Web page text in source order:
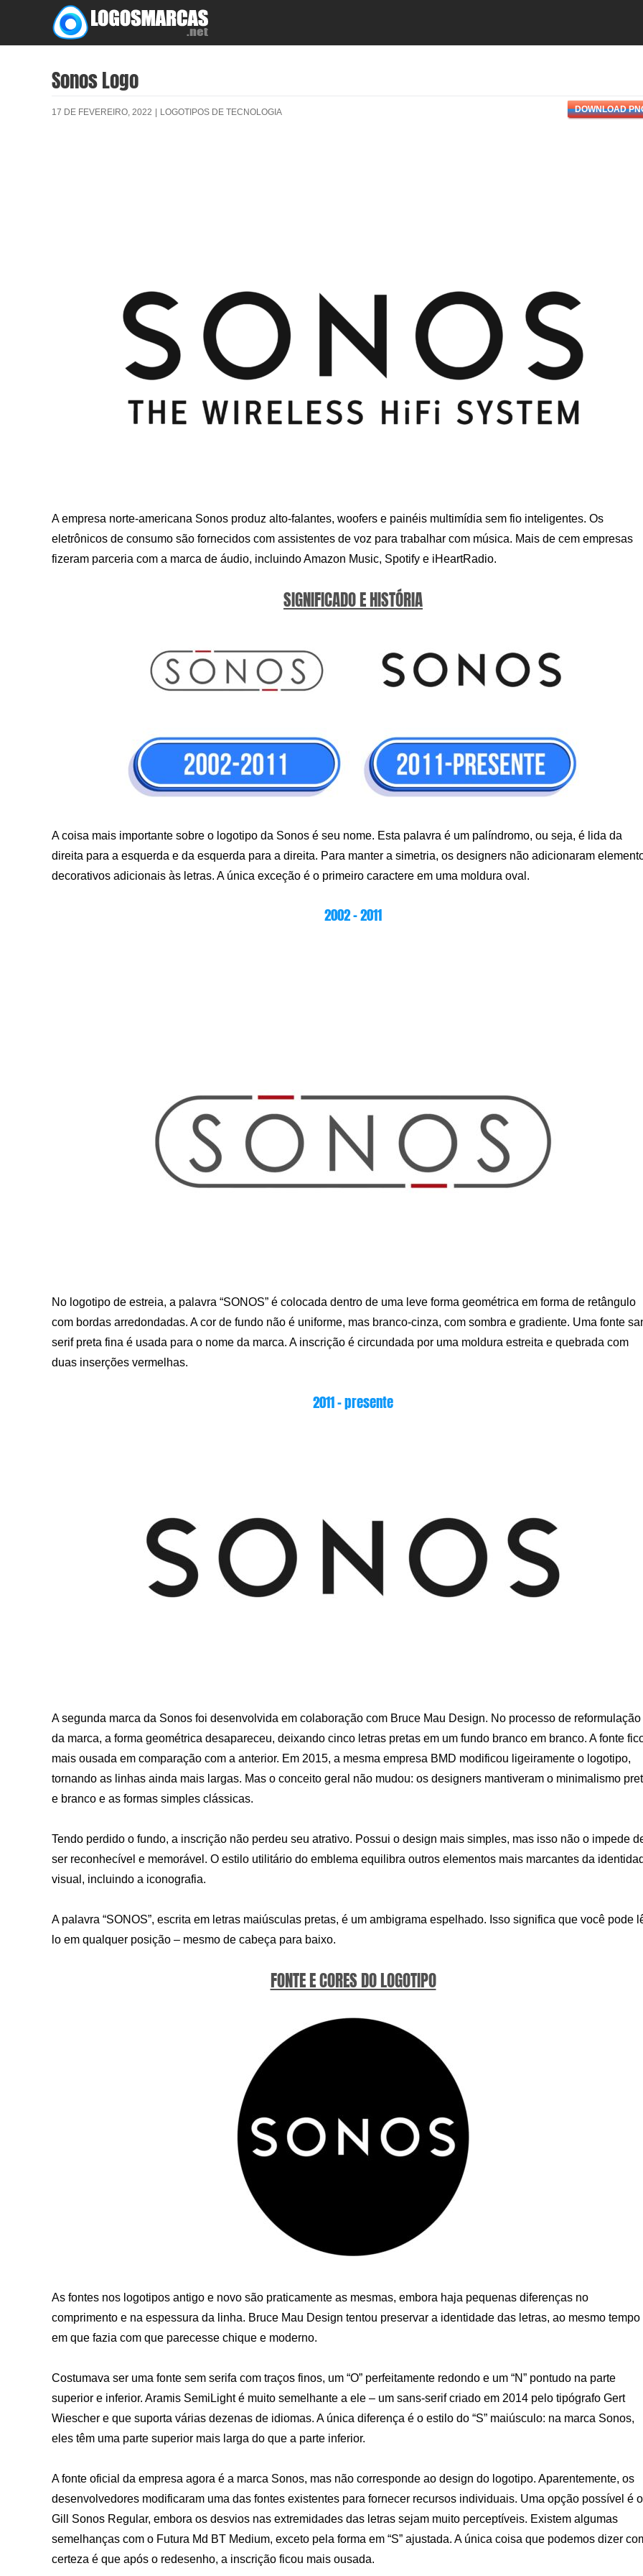
content
Sonos Logo
17 DE FEVEREIRO, 2022 | LOGOTIPOS DE TECNOLOGIA DOWNLOAD
A empresa norte-americana Sonos produz alto-falantes, woofers e painéis multimídia sem fio inteligentes. Os
eletrônicos de consumo são fornecidos com assistentes de voz para trabalhar com música. Mais de cem empresas
fizeram parceria com a marca de áudio, incluindo Amazon Music, Spotify e iHeartRadio.
SIGNIFICADO E HISTÓRIA
A coisa mais importante sobre o logotipo da Sonos é seu nome. Esta palavra é um palíndromo, ou seja, é lida da
direita para a esquerda e da esquerda para a direita. Para manter a simetria, os designers não adicionaram
decorativos adicionais às letras. A única exceção é o primeiro caractere em uma moldura oval.
2002 – 2011
No logotipo de estreia, a palavra “SONOS” é colocada dentro de uma leve forma geométrica em forma de retângulo
com bordas arredondadas. A cor de fundo não é uniforme, mas branco-cinza, com sombra e gradiente. Uma fonte
serif preta fina é usada para o nome da marca. A inscrição é circundada por uma moldura estreita e quebrada com
duas inserções vermelhas.
2011 – presente
A segunda marca da Sonos foi desenvolvida em colaboração com Bruce Mau Design. No processo de reformulação
da marca, a forma geométrica desapareceu, deixando cinco letras pretas em um fundo branco em branco. A fonte
mais ousada em comparação com a anterior. Em 2015, a mesma empresa BMD modificou ligeiramente o logotipo,
tornando as linhas ainda mais largas. Mas o conceito geral não mudou: os designers mantiveram o minimalismo
e branco e as formas simples clássicas.
Tendo perdido o fundo, a inscrição não perdeu seu atrativo. Possui o design mais simples, mas isso não o impede
ser reconhecível e memorável. O estilo utilitário do emblema equilibra outros elementos mais marcantes da
visual, incluindo a iconografia.
A palavra “SONOS”, escrita em letras maiúsculas pretas, é um ambigrama espelhado. Isso significa que você pode
lo em qualquer posição – mesmo de cabeça para baixo.
FONTE E CORES DO LOGOTIPO
As fontes nos logotipos antigo e novo são praticamente as mesmas, embora haja pequenas diferenças no
comprimento e na espessura da linha. Bruce Mau Design tentou preservar a identidade das letras, ao mesmo tempo
em que fazia com que parecesse chique e moderno.
Costumava ser uma fonte sem serifa com traços finos, um “O” perfeitamente redondo e um “N” pontudo na parte
superior e inferior. Aramis SemiLight é muito semelhante a ele – um sans-serif criado em 2014 pelo tipógrafo Gert
Wiescher e que suporta várias dezenas de idiomas. A única diferença é o estilo do “S” maiúsculo: na marca Sonos,
eles têm uma parte superior mais larga do que a parte inferior.
A fonte oficial da empresa agora é a marca Sonos, mas não corresponde ao design do logotipo. Aparentemente, os
desenvolvedores modificaram uma das fontes existentes para fornecer recursos individuais. Uma opção possível é o
Gill Sonos Regular, embora os desvios nas extremidades das letras sejam muito perceptíveis. Existem algumas
semelhanças com o Futura Md BT Medium, exceto pela forma em “S” ajustada. A única coisa que podemos dizer
certeza é que após o redesenho, a inscrição ficou mais ousada.